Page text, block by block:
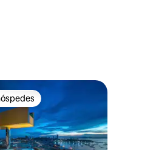
5, 47 avaliações